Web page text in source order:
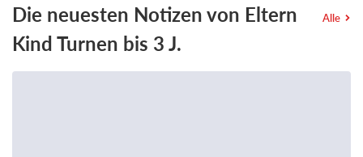
Die neuesten Notizen von Eltern
Kind Turnen bis 3 J.
Alle